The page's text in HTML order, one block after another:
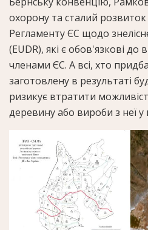
охорону та сталий
Регламенту ЄС щодо
(EUDR), які є обов'язкові до
членами ЄС. А всі, хто
заготовлену в результаті
ризикує втратити
деревину або вироби з неї у